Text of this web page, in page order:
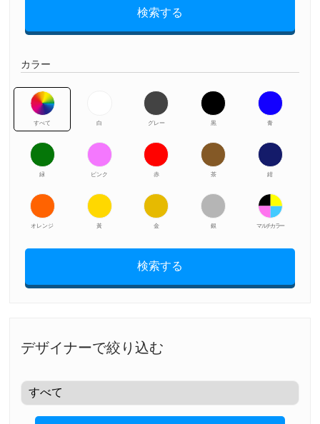
検索する
カラー
すべて 白 グレー 黒 青
緑 ピンク 赤 茶 紺
オレンジ 黃 金 銀 マルチカラー
検索する
デザイナーで絞り込む